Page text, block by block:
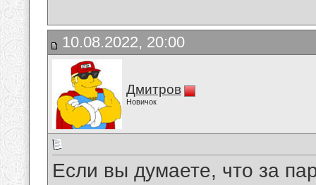
10.08.2022, 20:00
Дмитров
Новичок
Если вы думаете, что за